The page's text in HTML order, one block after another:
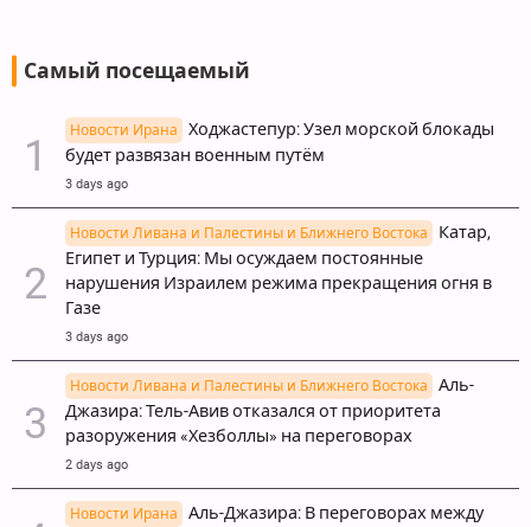
Самый посещаемый
Новости Ирана
Ходжастепур: Узел морской блокады
будет развязан военным путём
3 days ago
Новости Ливана и Палестины и Ближнего Востока
Катар,
Египет и Турция: Мы осуждаем постоянные
нарушения Израилем режима прекращения огня в
Газе
3 days ago
Новости Ливана и Палестины и Ближнего Востока
Аль-
Джазира: Тель-Авив отказался от приоритета
разоружения «Хезболлы» на переговорах
2 days ago
Новости Ирана
Аль-Джазира: В переговорах между